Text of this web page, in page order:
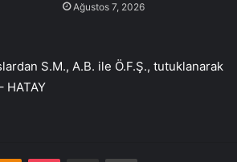
Ağustos 7, 2026
S.M., A.B. ile Ö.F.Ş., tutuklanarak
HATAY
Odnoklassniki
Pocket E-Posta ile paylaş Yazdır